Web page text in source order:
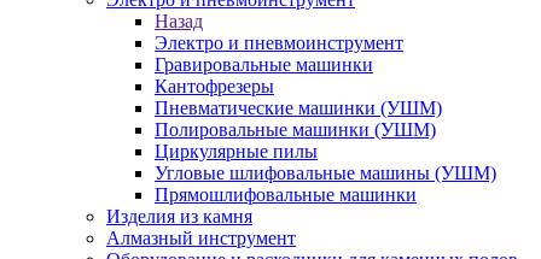
Назад
Электро и пневмоинструмент
Гравировальные машинки
Кантофрезеры
Пневматические машинки (УШМ)
Полировальные машинки (УШМ)
Циркулярные пилы
Угловые шлифовальные машины (УШМ)
Прямошлифовальные машинки
Изделия из камня
Алмазный инструмент